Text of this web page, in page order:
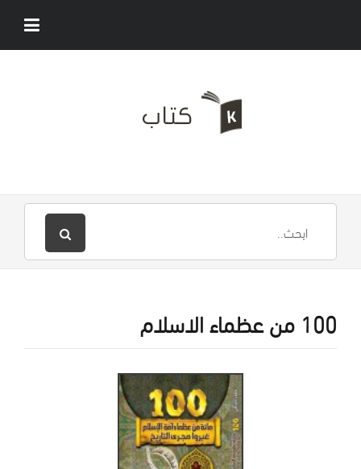
100 من عظماء الاسلام